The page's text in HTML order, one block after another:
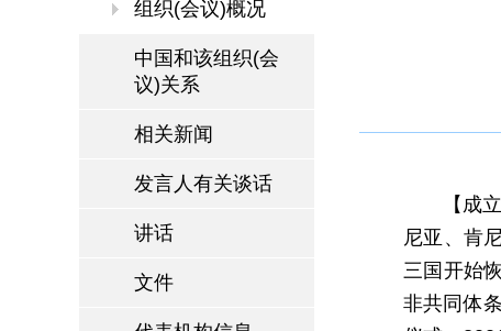
组织(会议)概况
中国和该组织(会
议)关系
相关新闻
发言人有关谈话
讲话
文件
【成
尼亚、肯
三国开始
非共同体